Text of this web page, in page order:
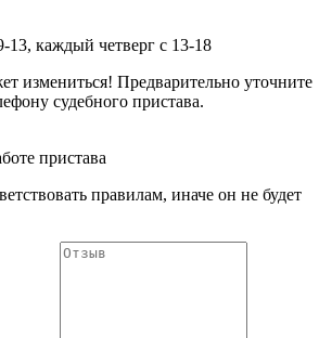
13, каждый четверг с 13-18
измениться! Предварительно уточните
судебного пристава.
пристава
правилам, иначе он не будет